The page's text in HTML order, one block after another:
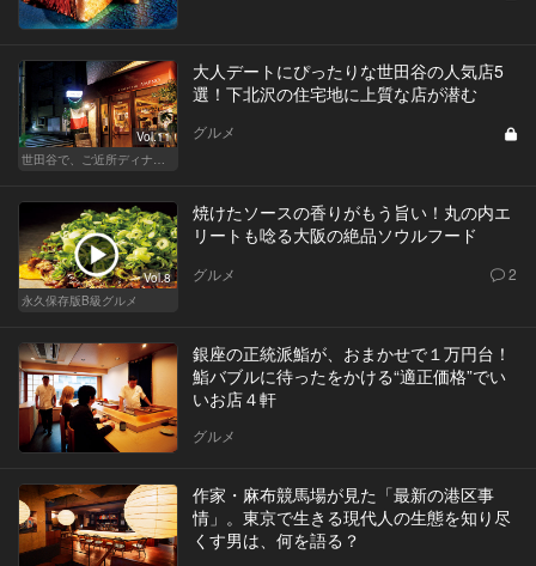
Vol.11
大人デートにぴったりな世田谷の人気店5
選！下北沢の住宅地に上質な店が潜む
グルメ
Vol.8
永久保存版B級グルメ
焼けたソースの香りがもう旨い！丸の内エ
リートも唸る大阪の絶品ソウルフード
グルメ 2
銀座の正統派鮨が、おまかせで１万円台！
鮨バブルに待ったをかける“適正価格”でい
いお店４軒
グルメ
作家・麻布競馬場が見た「最新の港区事
情」。東京で生きる現代人の生態を知り尽
くす男は、何を語る？